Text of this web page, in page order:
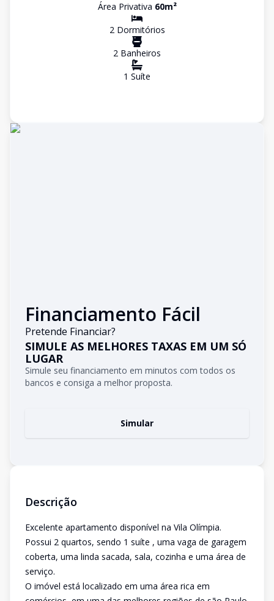
Área Privativa 60m²
2Dormitórios
2 Banheiros
1 Suíte
Financiamento Fácil
Pretende Financiar?
SIMULE AS MELHORES TAXAS EM UM SÓ
LUGAR
Simule seu financiamento em minutos com todos os
bancos e consiga a melhor proposta.
Simular
Descrição
Excelente apartamento disponível na Vila Olímpia.
Possui 2 quartos, sendo 1 suíte , uma vaga de garagem
coberta, uma linda sacada, sala, cozinha e uma área de
serviço.
O imóvel está localizado em uma área rica em